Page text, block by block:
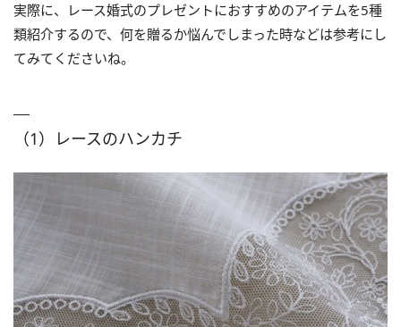
実際に、レース婚式のプレゼントにおすすめのアイテムを5種
類紹介するので、何を贈るか悩んでしまった時などは参考にし
てみてくださいね。
（1）レースのハンカチ